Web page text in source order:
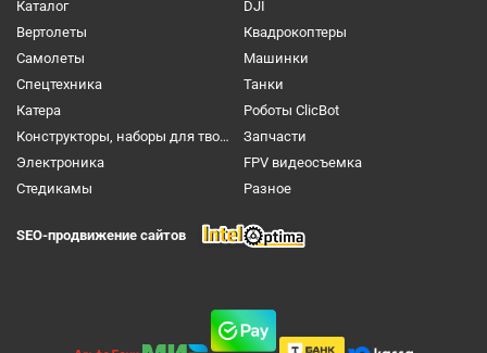
Каталог
DJI
Вертолеты
Квадрокоптеры
Самолеты
Машинки
Спецтехника
Танки
Катера
Роботы ClicBot
Конструкторы, наборы для творчества и настольные игры
Запчасти
Электроника
FPV видеосъемка
Cтедикамы
Разное
SEO-продвижение сайтов